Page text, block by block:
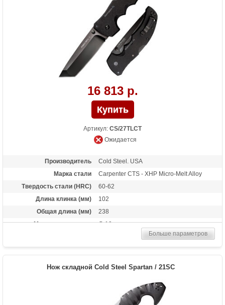
16 813 р.
Артикул: CS/27TLCT
Ожидается
Производитель
Cold Steel. USA
Марка стали
Carpenter CTS - XHP Micro-Melt Alloy
Твердость стали (HRC)
60-62
Длина клинка (мм)
102
Общая длина (мм)
238
Материал рукоятки
G-10
Больше параметров
Нож складной Cold Steel Spartan / 21SC